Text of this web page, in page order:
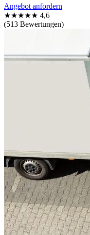
Angebot anfordern
★★★★★ 4,6
(513 Bewertungen)